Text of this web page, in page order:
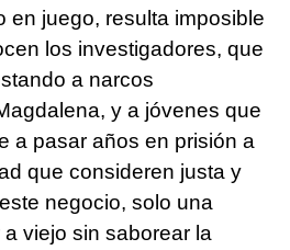
en juego, resulta imposible
los investigadores, que
a narcos
y a jóvenes que
a pasar años en prisión a
que consideren justa y
negocio, solo una
viejo sin saborear la